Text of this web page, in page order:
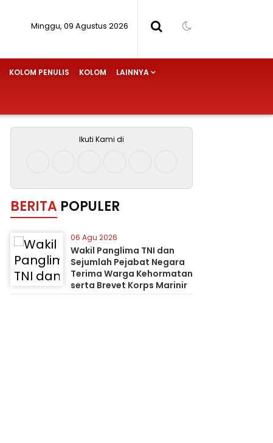
Minggu, 09 Agustus 2026
KOLOM PENULIS KOLOM LAINNYA
Ikuti Kami di
BERITA POPULER
06 Agu 2026
Wakil Panglima TNI dan
Sejumlah Pejabat Negara
Terima Warga Kehormatan
serta Brevet Korps Marinir